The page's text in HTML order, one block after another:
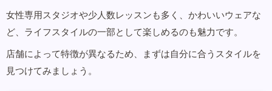
女性専用スタジオや少人数レッスンも多く、かわいいウェアな
ど、ライフスタイルの一部として楽しめるのも魅力です。
店舗によって特徴が異なるため、まずは自分に合うスタイルを
見つけてみましょう。